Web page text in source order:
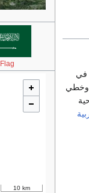
Flag
10 km
في
خطي طول 41/42 وخطي